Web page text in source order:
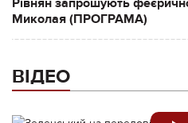
Миколая (ПРОГРАМА)
ВІДЕО